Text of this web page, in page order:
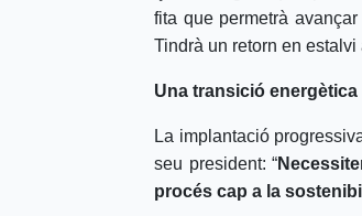
fita que permetrà
Tindrà un retorn en
Una transició energètica
La implantació
seu president: “
procés cap a la